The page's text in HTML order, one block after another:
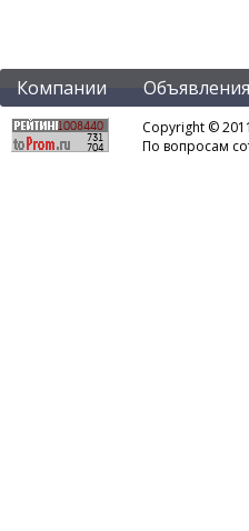
Компании Объявления
Copyright ©
По вопросам